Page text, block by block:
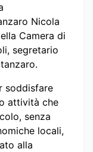
Nicola
Camera di
segretario
soddisfare
attività che
senza
locali,
alla